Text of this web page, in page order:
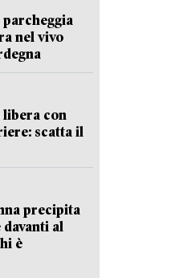
parcheggia
nel vivo
libera con
scatta il
precipita
al
è